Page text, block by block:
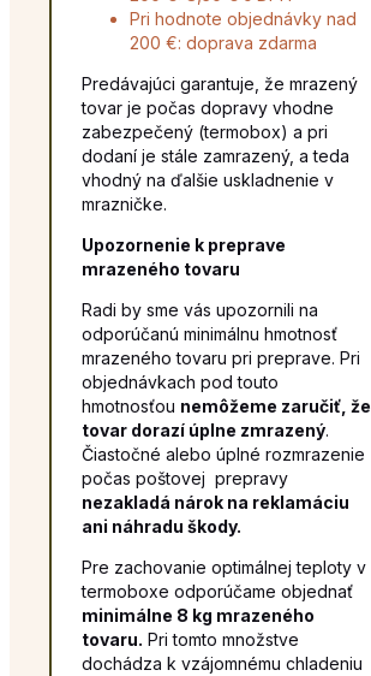
Pri hodnote objednávky nad
200 €: doprava zdarma
Predávajúci garantuje, že mrazený
tovar je počas dopravy vhodne
zabezpečený (termobox) a pri
dodaní je stále zamrazený, a teda
vhodný na ďalšie uskladnenie v
mrazničke.
Upozornenie k preprave
mrazeného tovaru
Radi by sme vás upozornili na
odporúčanú minimálnu hmotnosť
mrazeného tovaru pri preprave. Pri
objednávkach pod touto
hmotnosťou nemôžeme zaručiť, že
tovar dorazí úplne zmrazený.
Čiastočné alebo úplné rozmrazenie
počas poštovej prepravy
nezakladá nárok na reklamáciu
ani náhradu škody.
Pre zachovanie optimálnej teploty v
termoboxe odporúčame objednať
minimálne 8 kg mrazeného
tovaru. Pri tomto množstve
dochádza k vzájomnému chladeniu